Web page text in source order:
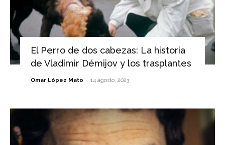
El Perro de dos cabezas: La historia
de Vladímir Démijov y los trasplantes
Omar López Mato - 14 agosto, 2023